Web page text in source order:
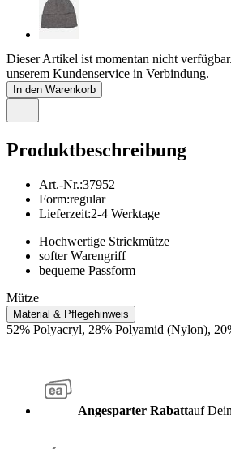
Dieser Artikel ist momentan nicht
unserem Kundenservice in Verbindung.
In den Warenkorb
Produktbeschreibung
Art.-Nr.:37952
Form:regular
Lieferzeit:2-4 Werktage
Hochwertige Strickmütze
softer Warengriff
bequeme Passform
Mütze
Material & Pflegehinweis
52% Polyacryl, 28% Polyamid (Nylon),
Angesparter Rabattauf